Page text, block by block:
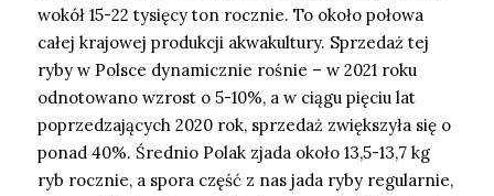
wokół 15-22 tysięcy ton rocznie. To około połowa
całej krajowej produkcji akwakultury. Sprzedaż tej
ryby w Polsce dynamicznie rośnie – w 2021 roku
odnotowano wzrost o 5-10%, a w ciągu pięciu lat
poprzedzających 2020 rok, sprzedaż zwiększyła się o
ponad 40%. Średnio Polak zjada około 13,5-13,7 kg
ryb rocznie, a spora część z nas jada ryby regularnie,